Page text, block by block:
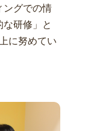
ングでの情
研修」と
に努めてい